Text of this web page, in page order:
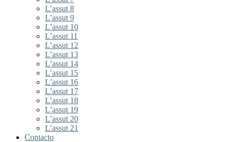
L’assut 8
L’assut 9
L’assut 10
L’assut 11
L’assut 12
L’assut 13
L’assut 14
L’assut 15
L’assut 16
L’assut 17
L’assut 18
L’assut 19
L’assut 20
L’assut 21
Contacto